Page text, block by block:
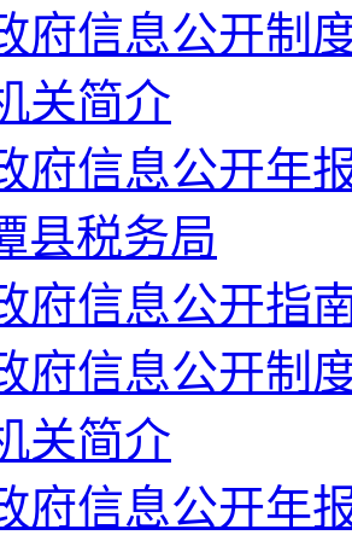
府信息公开制
关简介
府信息公开年
县税务局
府信息公开指
府信息公开制
关简介
府信息公开年